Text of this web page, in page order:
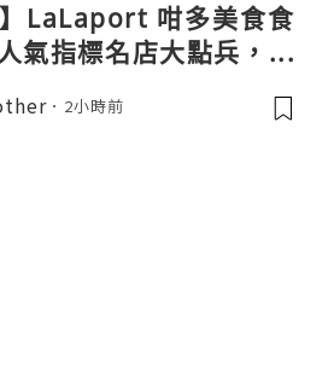
】LaLaport 咁多美食食
氣指標名店大點兵，深
「北丸」職人料理與南
級熟食區！
2小時前